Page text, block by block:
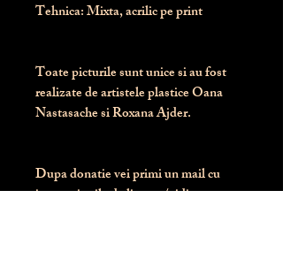
Tehnica: Mixta, acrilic pe print
Toate picturile sunt unice si au fost
realizate de artistele plastice Oana
Nastasache si Roxana Ajder.
Dupa donatie vei primi un mail cu
instructiunile de livrare / ridicare.